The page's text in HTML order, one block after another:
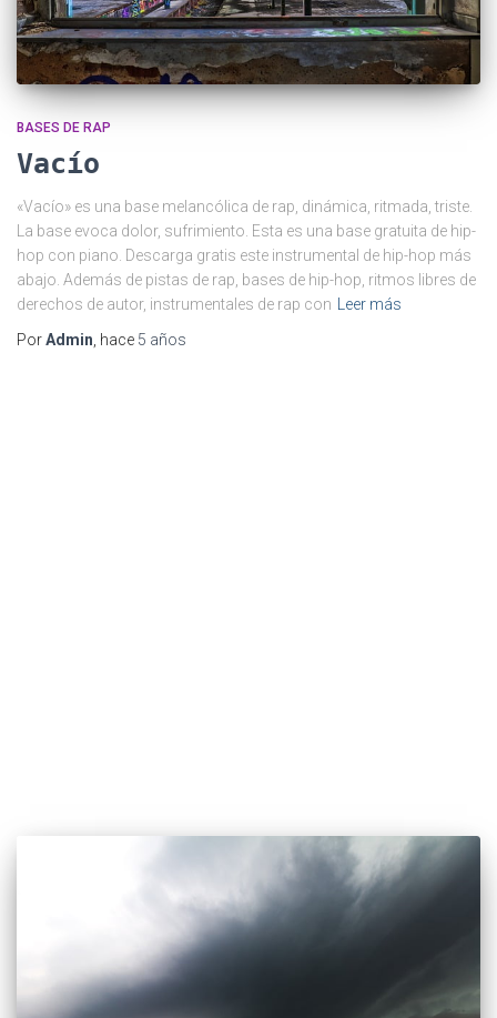
BASES DE RAP
Vacío
«Vacío» es una base melancólica de rap, dinámica, ritmada, triste.
La base evoca dolor, sufrimiento. Esta es una base gratuita de hip-
hop con piano. Descarga gratis este instrumental de hip-hop más
abajo. Además de pistas de rap, bases de hip-hop, ritmos libres de
derechos de autor, instrumentales de rap con Leer más
PorAdmin, hace 5 años